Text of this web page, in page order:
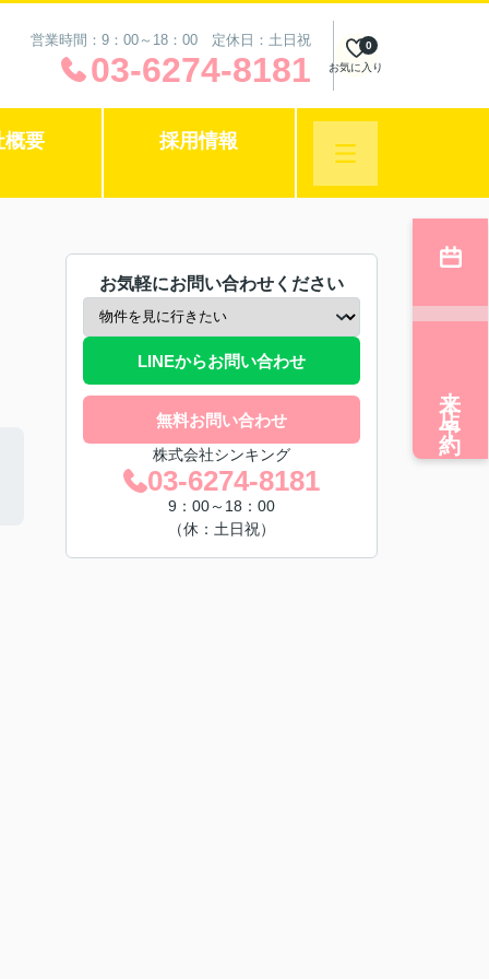
営業時間：9：00～18：00 定休日：土日祝
03-6274-8181 お気に入り
0
概要 採用情報
お気軽にお問い合わせください
LINEからお問い合わせ
無料お問い合わせ
株式会社シンキング
03-6274-8181
9：00～18：00
（休：土日祝）
来店予約